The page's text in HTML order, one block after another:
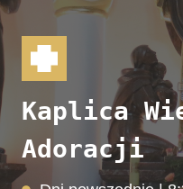
Kaplica
Adoracji